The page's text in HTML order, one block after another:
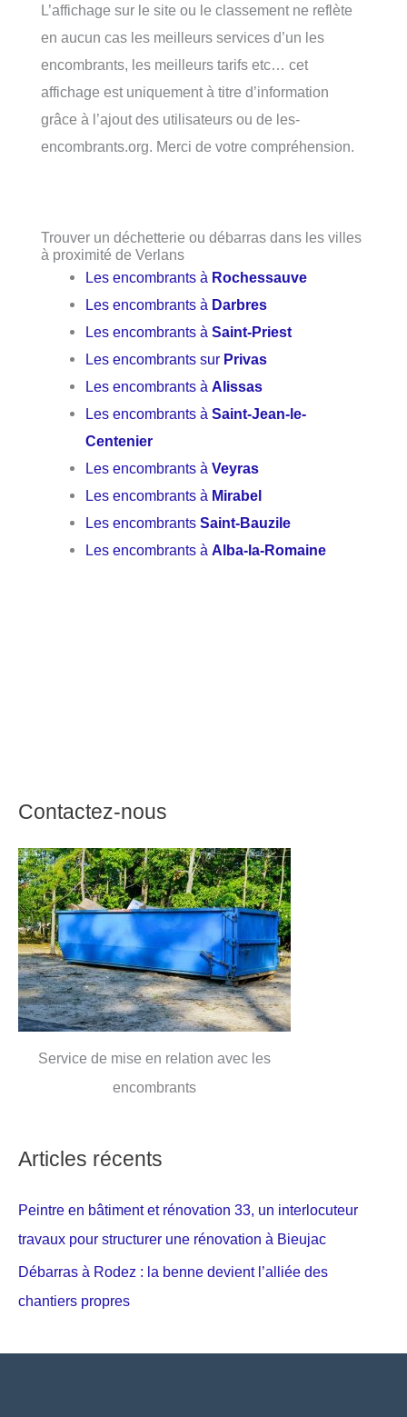
L’affichage sur le site ou le classement ne reflète
en aucun cas les meilleurs services d’un les
encombrants, les meilleurs tarifs etc… cet
affichage est uniquement à titre d’information
grâce à l’ajout des utilisateurs ou de les-
encombrants.org. Merci de votre compréhension.
Trouver un déchetterie ou débarras dans les villes
à proximité de Verlans
Les encombrants à Rochessauve
Les encombrants à Darbres
Les encombrants àSaint-Priest
Les encombrants sur Privas
Les encombrants àAlissas
Les encombrants àSaint-Jean-le-
Centenier
Les encombrants àVeyras
Les encombrants à Mirabel
Les encombrantsSaint-Bauzile
Les encombrants àAlba-la-Romaine
Contactez-nous
Service de mise en relation avec les
encombrants
Articles récents
Peintre en bâtiment et rénovation 33, un interlocuteur
travaux pour structurer une rénovation à Bieujac
Débarras à Rodez : la benne devient l’alliée des
chantiers propres